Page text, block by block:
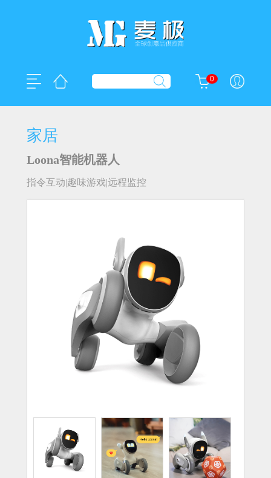
0
家居
Loona智能机器人
指令互动|趣味游戏|远程监控